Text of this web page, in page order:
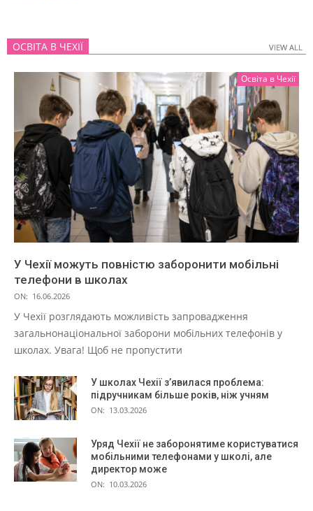
ОСВІТА В ЧЕХІЇ VIEW ALL
Освіта в Чехії
У Чехії можуть повністю заборонити мобільні
телефони в школах
ON: 16.06.2026
У Чехії розглядають можливість запровадження
загальнонаціональної заборони мобільних телефонів у
школах. Увага! Щоб не пропустити
У школах Чехії з’явилася проблема:
підручникам більше років, ніж учням
ON: 13.03.2026
Уряд Чехії не заборонятиме користуватися
мобільними телефонами у школі, але
директор може
ON: 10.03.2026
VIEW ALL